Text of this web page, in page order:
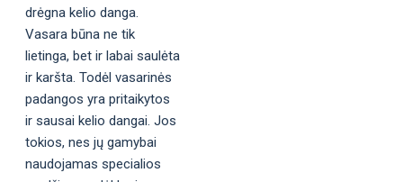
drėgna kelio danga.
Vasara būna ne tik
lietinga, bet ir labai saulėta
ir karšta. Todėl vasarinės
padangos yra pritaikytos
ir sausai kelio dangai. Jos
tokios, nes jų gamybai
naudojamas specialios